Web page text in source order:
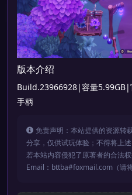
版本介绍
Build.23966928|容量5.99GB|
手柄
免责声明：本站提供的资源转
分享，仅供试玩体验；不得将上
若本站内容侵犯了原著者的合法
Email：bttba#foxmail.com（请将